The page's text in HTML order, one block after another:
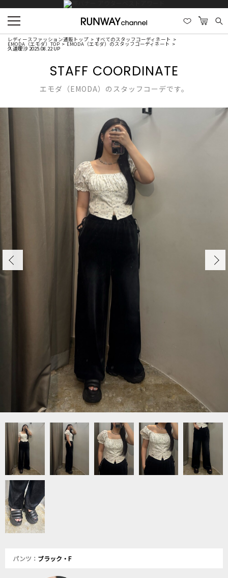
レディースファッション通販トップ すべてのスタッフコーディネート
EMODA（エモダ）TOP EMODA（エモダ）のスタッフコーディネート
久道理沙 2025.08.22 UP
STAFF COORDINATE
エモダ（EMODA）のスタッフコーデです。
パンツ： ブラック・F